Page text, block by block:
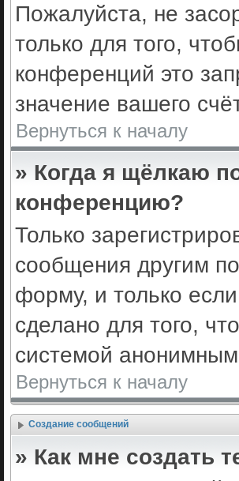
Пожалуйста, не
только для того,
конференций это
значение вашего
Вернуться к началу
» Когда я щёлкаю
конференцию?
Только
сообщения другим
форму, и только
сделано для того,
системой
Вернуться к началу
Создание сообщений
» Как мне создать